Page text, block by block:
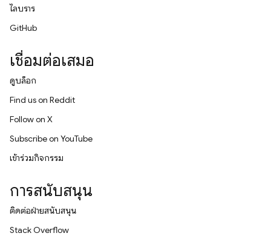
ไลบรารี
GitHub
เชื่อมต่อเสมอ
ดูบล็อก
Find us on Reddit
Follow on X
Subscribe on YouTube
เข้าร่วมกิจกรรม
การสนับสนุน
ติดต่อฝ่ายสนับสนุน
Stack Overflow